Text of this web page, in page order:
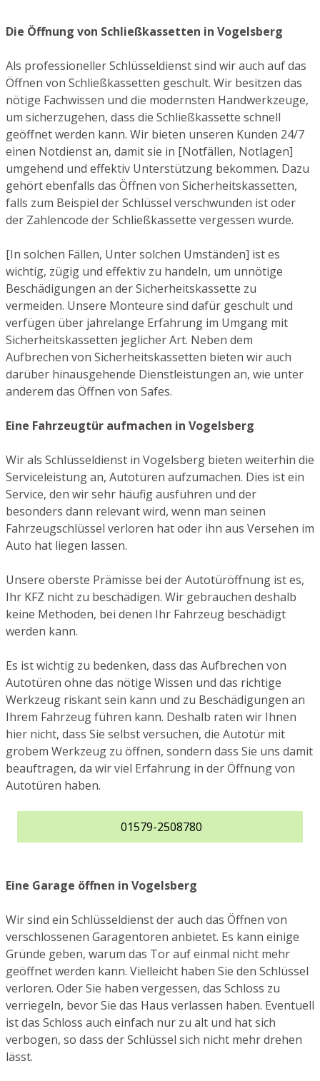
Die Öffnung von Schließkassetten in Vogelsberg
Als professioneller Schlüsseldienst sind wir auch auf das
Öffnen von Schließkassetten geschult. Wir besitzen das
nötige Fachwissen und die modernsten Handwerkzeuge,
um sicherzugehen, dass die Schließkassette schnell
geöffnet werden kann. Wir bieten unseren Kunden 24/7
einen Notdienst an, damit sie in [Notfällen, Notlagen]
umgehend und effektiv Unterstützung bekommen. Dazu
gehört ebenfalls das Öffnen von Sicherheitskassetten,
falls zum Beispiel der Schlüssel verschwunden ist oder
der Zahlencode der Schließkassette vergessen wurde.
[In solchen Fällen, Unter solchen Umständen] ist es
wichtig, zügig und effektiv zu handeln, um unnötige
Beschädigungen an der Sicherheitskassette zu
vermeiden. Unsere Monteure sind dafür geschult und
verfügen über jahrelange Erfahrung im Umgang mit
Sicherheitskassetten jeglicher Art. Neben dem
Aufbrechen von Sicherheitskassetten bieten wir auch
darüber hinausgehende Dienstleistungen an, wie unter
anderem das Öffnen von Safes.
Eine Fahrzeugtür aufmachen in Vogelsberg
Wir als Schlüsseldienst in Vogelsberg bieten weiterhin die
Serviceleistung an, Autotüren aufzumachen. Dies ist ein
Service, den wir sehr häufig ausführen und der
besonders dann relevant wird, wenn man seinen
Fahrzeugschlüssel verloren hat oder ihn aus Versehen im
Auto hat liegen lassen.
Unsere oberste Prämisse bei der Autotüröffnung ist es,
Ihr KFZ nicht zu beschädigen. Wir gebrauchen deshalb
keine Methoden, bei denen Ihr Fahrzeug beschädigt
werden kann.
Es ist wichtig zu bedenken, dass das Aufbrechen von
Autotüren ohne das nötige Wissen und das richtige
Werkzeug riskant sein kann und zu Beschädigungen an
Ihrem Fahrzeug führen kann. Deshalb raten wir Ihnen
hier nicht, dass Sie selbst versuchen, die Autotür mit
grobem Werkzeug zu öffnen, sondern dass Sie uns damit
beauftragen, da wir viel Erfahrung in der Öffnung von
Autotüren haben.
01579-2508780
Eine Garage öffnen in Vogelsberg
Wir sind ein Schlüsseldienst der auch das Öffnen von
verschlossenen Garagentoren anbietet. Es kann einige
Gründe geben, warum das Tor auf einmal nicht mehr
geöffnet werden kann. Vielleicht haben Sie den Schlüssel
verloren. Oder Sie haben vergessen, das Schloss zu
verriegeln, bevor Sie das Haus verlassen haben. Eventuell
ist das Schloss auch einfach nur zu alt und hat sich
verbogen, so dass der Schlüssel sich nicht mehr drehen
lässt.